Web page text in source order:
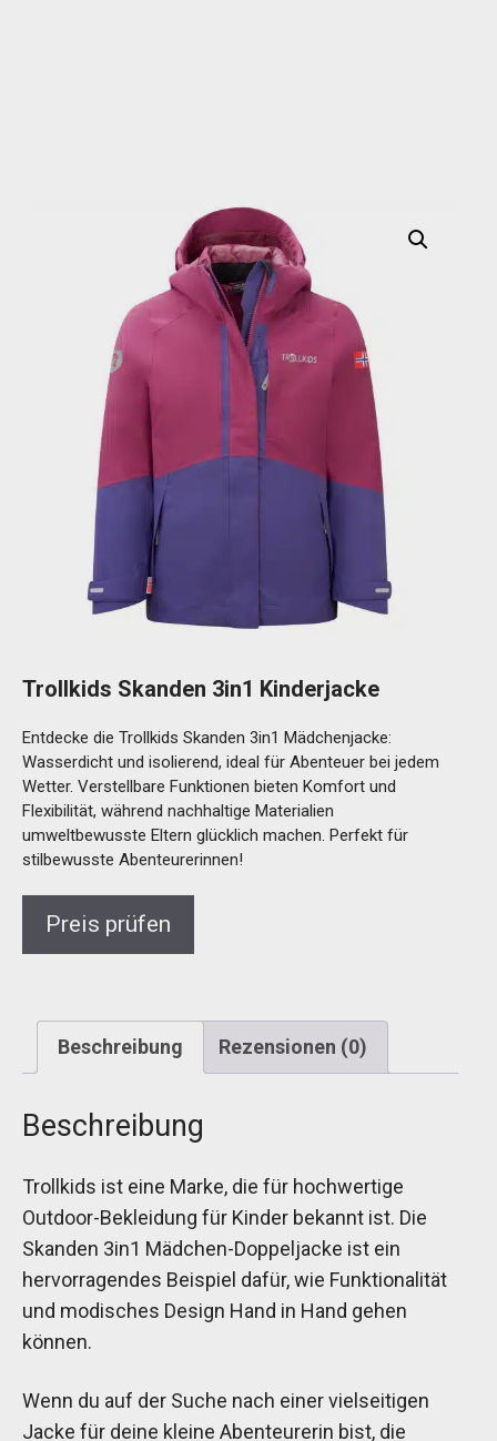
Trollkids Skanden 3in1 Kinderjacke
Entdecke die Trollkids Skanden 3in1 Mädchenjacke:
Wasserdicht und isolierend, ideal für Abenteuer bei jedem
Wetter. Verstellbare Funktionen bieten Komfort und
Flexibilität, während nachhaltige Materialien
umweltbewusste Eltern glücklich machen. Perfekt für
stilbewusste Abenteurerinnen!
Preis prüfen
Beschreibung Rezensionen (0)
Beschreibung
Trollkids ist eine Marke, die für hochwertige
Outdoor-Bekleidung für Kinder bekannt ist. Die
Skanden 3in1 Mädchen-Doppeljacke ist ein
hervorragendes Beispiel dafür, wie Funktionalität
und modisches Design Hand in Hand gehen
können.
Wenn du auf der Suche nach einer vielseitigen
Jacke für deine kleine Abenteurerin bist, die